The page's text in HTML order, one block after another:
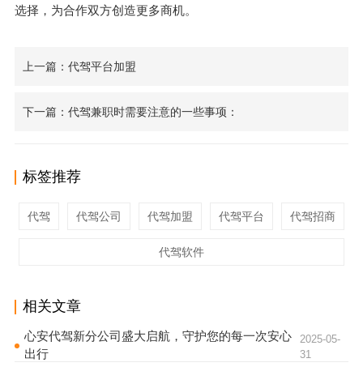
选择，为合作双方创造更多商机。
上一篇：代驾平台加盟
下一篇：代驾兼职时需要注意的一些事项：
标签推荐
代驾 代驾公司 代驾加盟 代驾平台 代驾招商
代驾软件
相关文章
心安代驾新分公司盛大启航，守护您的每一次安心
出行
2025-05-
31